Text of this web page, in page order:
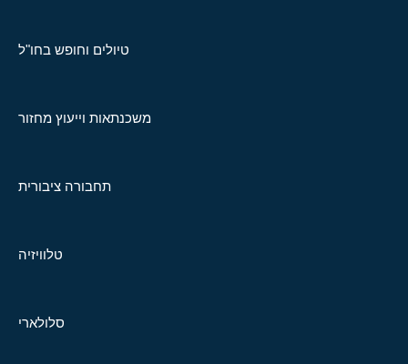
טיולים וחופש בחו"ל
משכנתאות וייעוץ מחזור
תחבורה ציבורית
טלוויזיה
סלולארי